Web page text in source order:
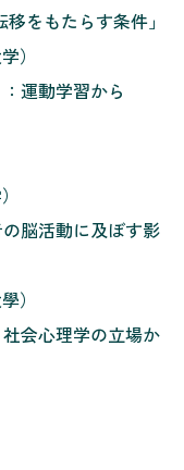
移をもたらす条件 」
）
運動学習から
脳活動に及ぼす影
）
会心理学の立場か